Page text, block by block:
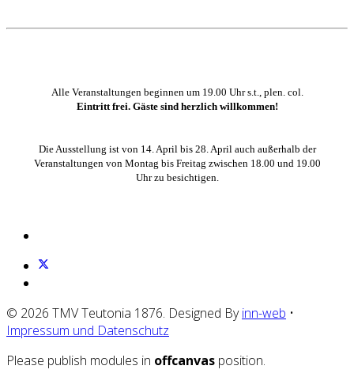
Alle Veranstaltungen beginnen um 19.00 Uhr s.t., plen. col.
Eintritt frei. Gäste sind herzlich willkommen!
Die Ausstellung ist von 14. April bis 28. April auch außerhalb der
Veranstaltungen von Montag bis Freitag zwischen 18.00 und 19.00
Uhr zu besichtigen.
© 2026 TMV Teutonia 1876. Designed Byinn-web •
Impressum und Datenschutz
Please publish modules in offcanvas position.